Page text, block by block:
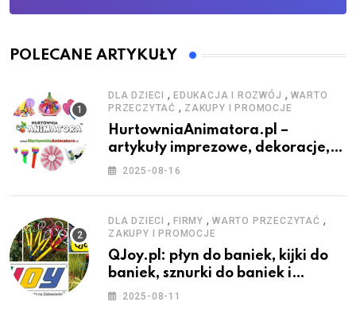
POLECANE ARTYKUŁY
DLA DZIECI , EDUKACJA I ROZWÓJ , WARTO
PRZECZYTAĆ , ZAKUPY I PROMOCJE
HurtowniaAnimatora.pl –
artykuły imprezowe, dekoracje,
stroje i akcesoria dla animatorów
2025-08-16
DLA DZIECI , FIRMY , WARTO PRZECZYTAĆ ,
ZAKUPY I PROMOCJE
QJoy.pl: płyn do baniek, kijki do
baniek, sznurki do baniek i
zestawy do baniek
2025-08-11